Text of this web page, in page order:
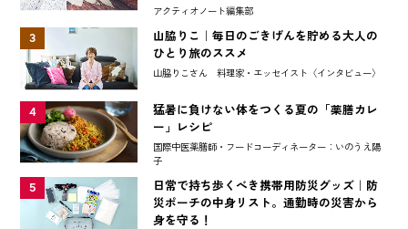
アクティオノート編集部
3
山脇りこ｜毎日のごきげんを貯める大人の
ひとり旅のススメ
山脇りこさん 料理家・エッセイスト〈インタビュー〉
4
猛暑に負けない体をつくる夏の「薬膳カレ
ー」レシピ
国際中医薬膳師・フードコーディネーター：いのうえ陽
子
5
日常で持ち歩くべき携帯用防災グッズ｜防
災ポーチの中身リスト。通勤時の災害から
身を守る！